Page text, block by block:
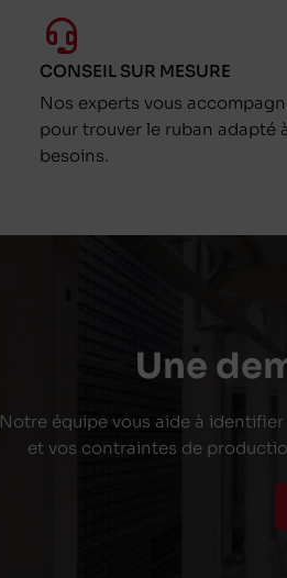
CONSEIL SUR MESURE
Nos experts vous
pour trouver le ruban adapté
besoins.
Une
Notre équipe vous aide à
et vos contraintes de